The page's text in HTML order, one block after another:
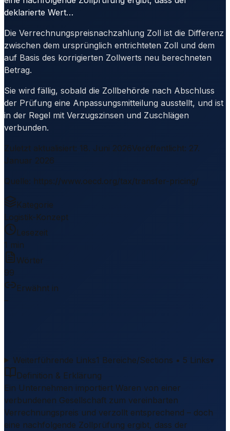
deklarierte Wert…
Die Verrechnungspreisnachzahlung Zoll ist die Differenz
zwischen dem ursprünglich entrichteten Zoll und dem
auf Basis des korrigierten Zollwerts neu berechneten
Betrag.
Sie wird fällig, sobald die Zollbehörde nach Abschluss
der Prüfung eine Anpassungsmitteilung ausstellt, und ist
in der Regel mit Verzugszinsen und Zuschlägen
verbunden.
Zuletzt aktualisiert: 18. Juni 2026Veröffentlicht: 27.
Januar 2026
Quelle: https://www.oecd.org/tax/transfer-pricing/
Kategorie
Logistik-Konzept
Lesezeit
1 min
Wörter
99
Erwähnt in
–
Weiterführende Links1 Bereiche/Sections • 5 Links▾
Definition & Erklärung
Ein Unternehmen importiert Waren von einer
verbundenen Gesellschaft zum vereinbarten
Verrechnungspreis und verzollt entsprechend – doch
eine nachfolgende Zollprüfung ergibt, dass der